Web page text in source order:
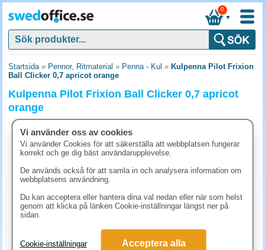
▼
0
Startsida» Pennor, Ritmaterial » Penna - Kul » Kulpenna Pilot Frixion
Ball Clicker 0,7 apricot orange
Kulpenna Pilot Frixion Ball Clicker 0,7 apricot
orange
Vi använder oss av cookies
Vi använder Cookies för att säkerställa att webbplatsen fungerar
korrekt och ge dig bäst användarupplevelse.
De används också för att samla in och analysera information om
webbplatsens användning.
Du kan acceptera eller hantera dina val nedan eller när som helst
genom att klicka på länken Cookie-inställningar längst ner på
sidan.
Cookie-inställningar Acceptera alla